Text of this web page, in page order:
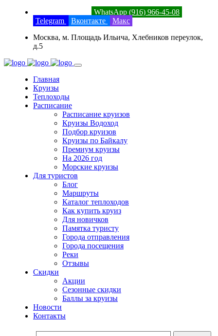
WhatsApp (916) 966-45-08
Telegram
Вконтакте
Макс
Москва, м. Площадь Ильича, Хлебников переулок,
д.5
Главная
Круизы
Теплоходы
Расписание
Расписание круизов
Круизы Водоход
Подбор круизов
Круизы по Байкалу
Премиум круизы
На 2026 год
Морские круизы
Для туристов
Блог
Маршруты
Каталог теплоходов
Как купить круиз
Для новичков
Памятка туристу
Города отправления
Города посещения
Реки
Отзывы
Скидки
Акции
Сезонные скидки
Баллы за круизы
Новости
Контакты